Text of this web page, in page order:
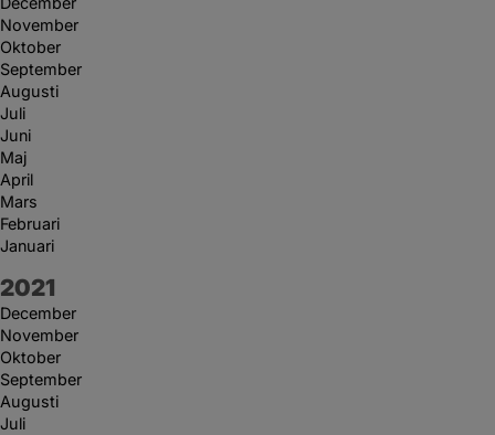
November
Oktober
September
Augusti
Juli
Juni
Maj
April
Mars
Februari
Januari
År:
2021
December
November
Oktober
September
Augusti
Juli